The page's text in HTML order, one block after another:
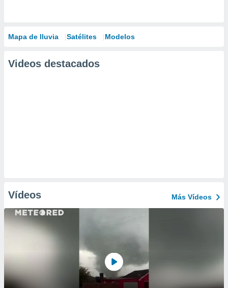
Mapa de lluvia Satélites Modelos
Videos destacados
Vídeos Más Vídeos